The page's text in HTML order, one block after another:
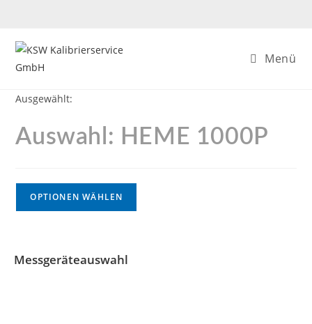
Menü
Ausgewählt:
Auswahl: HEME 1000P
OPTIONEN WÄHLEN
Messgeräteauswahl